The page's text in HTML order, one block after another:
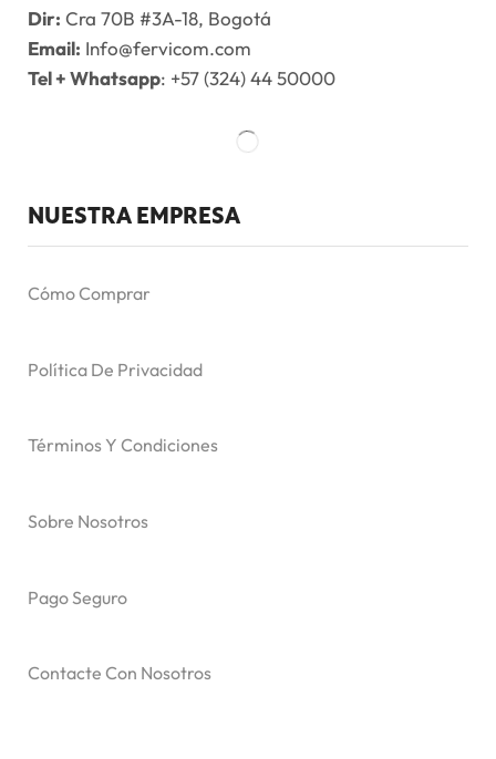
Dir: Cra 70B #3A-18, Bogotá
Email: Info@fervicom.com
Tel + Whatsapp: +57 (324) 44 50000
NUESTRA EMPRESA
Cómo Comprar
Política De Privacidad
Términos Y Condiciones
Sobre Nosotros
Pago Seguro
Contacte Con Nosotros